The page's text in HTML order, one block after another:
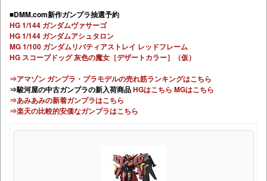
■DMM.com新作ガンプラ抽選予約
HG 1/144 ガンダムヴァサーゴ
HG 1/144 ガンダムアシュタロン
MG 1/100 ガンダムリバティアストレイ レッドフレーム
HG スコープドッグ 灰色の魔女［デザートカラー］（仮）
⇒アマゾン ガンプラ・プラモデルの売れ筋ランキングはこちら
⇒駿河屋の中古ガンプラの新入荷商品HGはこちら MGはこちら
⇒あみあみの新着ガンプラはこちら
⇒楽天の比較的安価なガンプラはこちら